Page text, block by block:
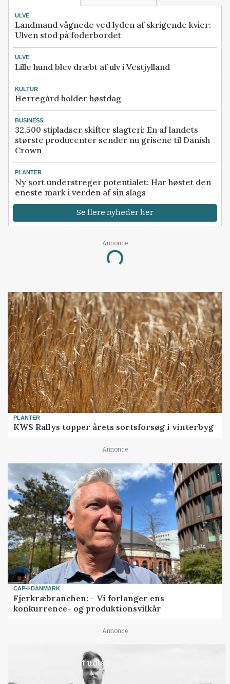
ULVE
Landmand vågnede ved lyden af skrigende kvier:
Ulven stod på foderbordet
ULVE
Lille hund blev dræbt af ulv i Vestjylland
KULTUR
Herregård holder høstdag
BUSINESS
32.500 stipladser skifter slagteri: En af landets
største producenter sender nu grisene til Danish
Crown
PLANTER
Ny sort understreger potentialet: Har høstet den
eneste mark i verden af sin slags
Se flere nyheder her
Annonce
Loading...
PLANTER
KWS Rallys topper årets sortsforsøg i vinterbyg
Annonce
CAP-I-DANMARK
Fjerkræbranchen: - Vi forlanger ens
konkurrence- og produktionsvilkår
Annonce
Det er en uskik at udlægge et røgslør om